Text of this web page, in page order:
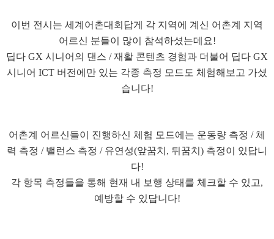
이번 전시는 세계어촌대회답게 각 지역에 계신 어촌계 지역
어르신 분들이 많이 참석하셨는데요!
딥다 GX 시니어의 댄스 / 재활 콘텐츠 경험과 더불어 딥다 GX
시니어 ICT 버전에만 있는 각종 측정 모드도 체험해보고 가셨
습니다!
어촌계 어르신들이 진행하신 체험 모드에는 운동량 측정 / 체
력 측정 / 밸런스 측정 / 유연성(앞꿈치, 뒤꿈치) 측정이 있답니
다!
각 항목 측정들을 통해 현재 내 보행 상태를 체크할 수 있고,
예방할 수 있답니다!